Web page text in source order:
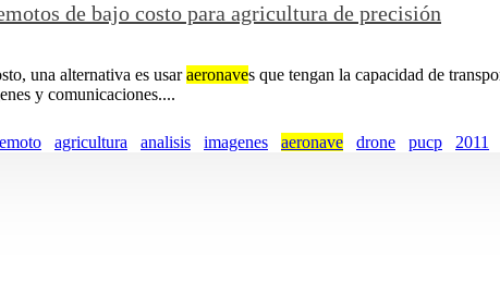
de bajo costo para agricultura de precisión
una alternativa es usaraeronaves que tengan la capacidad de
y comunicaciones....
agricultura analisis imagenes aeronave drone pucp 2011